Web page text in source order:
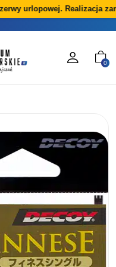
urlopowej. Realizacja
0